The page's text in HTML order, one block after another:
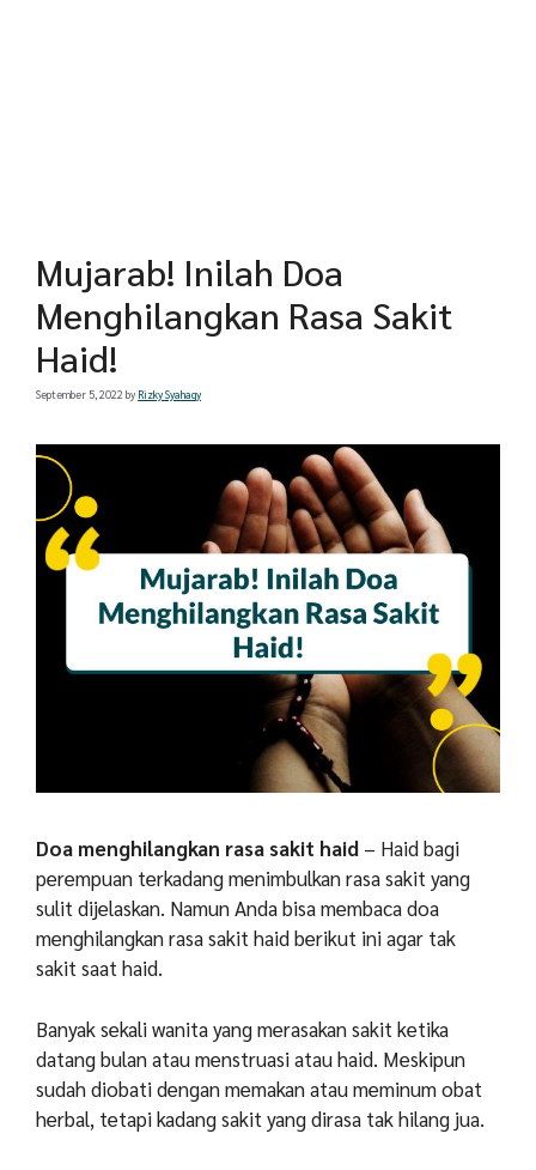
Mujarab! Inilah Doa
Menghilangkan Rasa Sakit
Haid!
September 5, 2022 by Rizky Syahaqy
Doa menghilangkan rasa sakit haid – Haid bagi
perempuan terkadang menimbulkan rasa sakit yang
sulit dijelaskan. Namun Anda bisa membaca doa
menghilangkan rasa sakit haid berikut ini agar tak
sakit saat haid.
Banyak sekali wanita yang merasakan sakit ketika
datang bulan atau menstruasi atau haid. Meskipun
sudah diobati dengan memakan atau meminum obat
herbal, tetapi kadang sakit yang dirasa tak hilang jua.